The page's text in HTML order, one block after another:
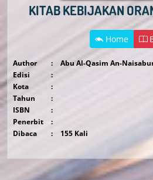
KITAB KEBIJAKAN
Home
Author :
Abu Al-Qasim An-
Edisi
:
Kota
:
Tahun
:
ISBN
:
Penerbit
:
Dibaca
: 155 Kali